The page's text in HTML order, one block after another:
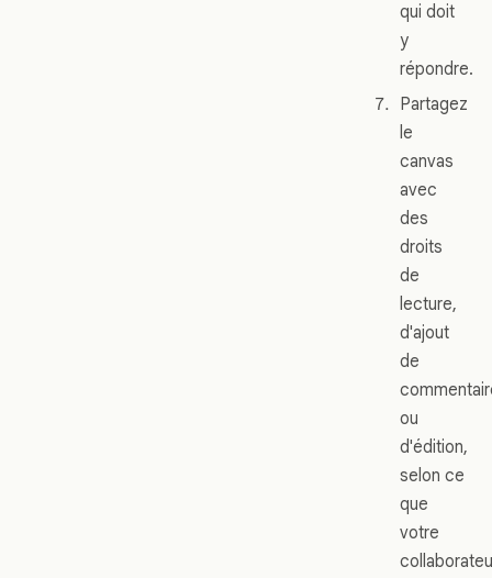
qui doit
y
répondre.
Partagez
le
canvas
avec
des
droits
de
lecture,
d'ajout
de
ou
d'édition,
selon ce
que
votre